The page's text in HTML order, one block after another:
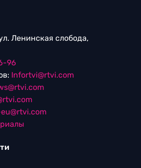
Ленинская слобода,
96
Infortvi@rtvi.com